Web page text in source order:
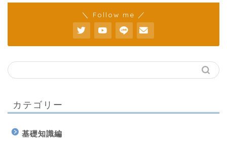
＼ Follow me ／
カテゴリー
基礎知識編